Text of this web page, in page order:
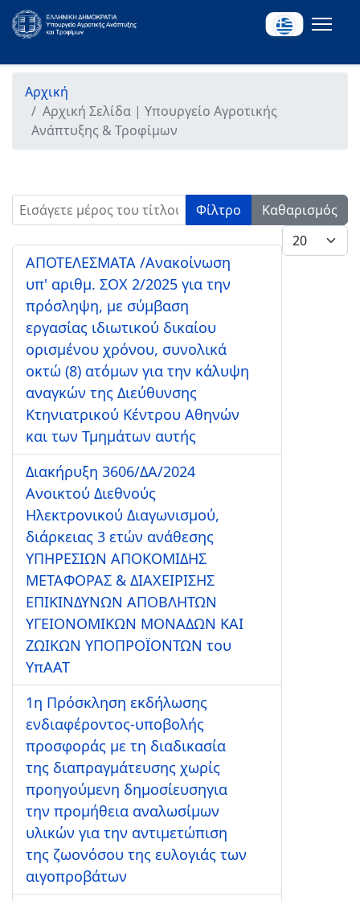
Αρχική
Αρχική Σελίδα | Υπουργείο Αγροτικής
Ανάπτυξης & Τροφίμων
Εισάγετε μέρος του τίτλου. Φίλτρο
Καθαρισμός
Εμφάνιση #
ΑΠΟΤΕΛΕΣΜΑΤΑ /Ανακοίνωση
υπ' αριθμ. ΣΟΧ 2/2025 για την
πρόσληψη, με σύμβαση
εργασίας ιδιωτικού δικαίου
ορισμένου χρόνου, συνολικά
οκτώ (8) ατόμων για την κάλυψη
αναγκών της Διεύθυνσης
Κτηνιατρικού Κέντρου Αθηνών
και των Τμημάτων αυτής
Διακήρυξη 3606/ΔΑ/2024
Ανοικτού Διεθνούς
Ηλεκτρονικού Διαγωνισμού,
διάρκειας 3 ετών ανάθεσης
ΥΠΗΡΕΣΙΩΝ ΑΠΟΚΟΜΙΔΗΣ
ΜΕΤΑΦΟΡΑΣ & ΔΙΑΧΕΙΡΙΣΗΣ
ΕΠΙΚΙΝΔΥΝΩΝ ΑΠΟΒΛΗΤΩΝ
ΥΓΕΙΟΝΟΜΙΚΩΝ ΜΟΝΑΔΩΝ ΚΑΙ
ΖΩΙΚΩΝ ΥΠΟΠΡΟΪΟΝΤΩΝ του
ΥπΑΑΤ
1η Πρόσκληση εκδήλωσης
ενδιαφέροντος-υποβολής
προσφοράς με τη διαδικασία
της διαπραγμάτευσης χωρίς
προηγούμενη δημοσίευσηγια
την προμήθεια αναλωσίμων
υλικών για την αντιμετώπιση
της ζωονόσου της ευλογιάς των
αιγοπροβάτων